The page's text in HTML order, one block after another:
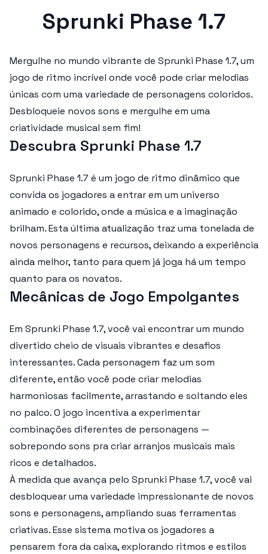
Sprunki Phase 1.7
Mergulhe no mundo vibrante de Sprunki Phase 1.7, um
jogo de ritmo incrível onde você pode criar melodias
únicas com uma variedade de personagens coloridos.
Desbloqueie novos sons e mergulhe em uma
criatividade musical sem fim!
Descubra Sprunki Phase 1.7
Sprunki Phase 1.7 é um jogo de ritmo dinâmico que
convida os jogadores a entrar em um universo
animado e colorido, onde a música e a imaginação
brilham. Esta última atualização traz uma tonelada de
novos personagens e recursos, deixando a experiência
ainda melhor, tanto para quem já joga há um tempo
quanto para os novatos.
Mecânicas de Jogo Empolgantes
Em Sprunki Phase 1.7, você vai encontrar um mundo
divertido cheio de visuais vibrantes e desafios
interessantes. Cada personagem faz um som
diferente, então você pode criar melodias
harmoniosas facilmente, arrastando e soltando eles
no palco. O jogo incentiva a experimentar
combinações diferentes de personagens —
sobrepondo sons pra criar arranjos musicais mais
ricos e detalhados.
À medida que avança pelo Sprunki Phase 1.7, você vai
desbloquear uma variedade impressionante de novos
sons e personagens, ampliando suas ferramentas
criativas. Esse sistema motiva os jogadores a
pensarem fora da caixa, explorando ritmos e estilos